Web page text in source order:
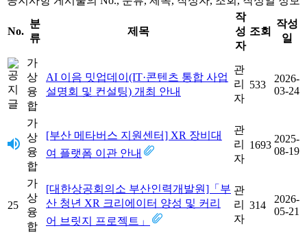
No.
분
류
제목
작
성
자
조회
작성
일
가
상
융
합
AI 이음 밋업데이(IT·콘텐츠 통합 사업
설명회 및 컨설팅) 개최 안내
관
리
자
533
2026-
03-24
가
상
융
합
[부산 메타버스 지원센터] XR 장비대
여 플랫폼 이관 안내
관
리
자
1693
2025-
08-19
25
가
상
융
합
[대한상공회의소 부산인력개발원]「부
산 청년 XR 크리에이터 양성 및 커리
어 브릿지 프로젝트」
관
리
자
314
2026-
05-21